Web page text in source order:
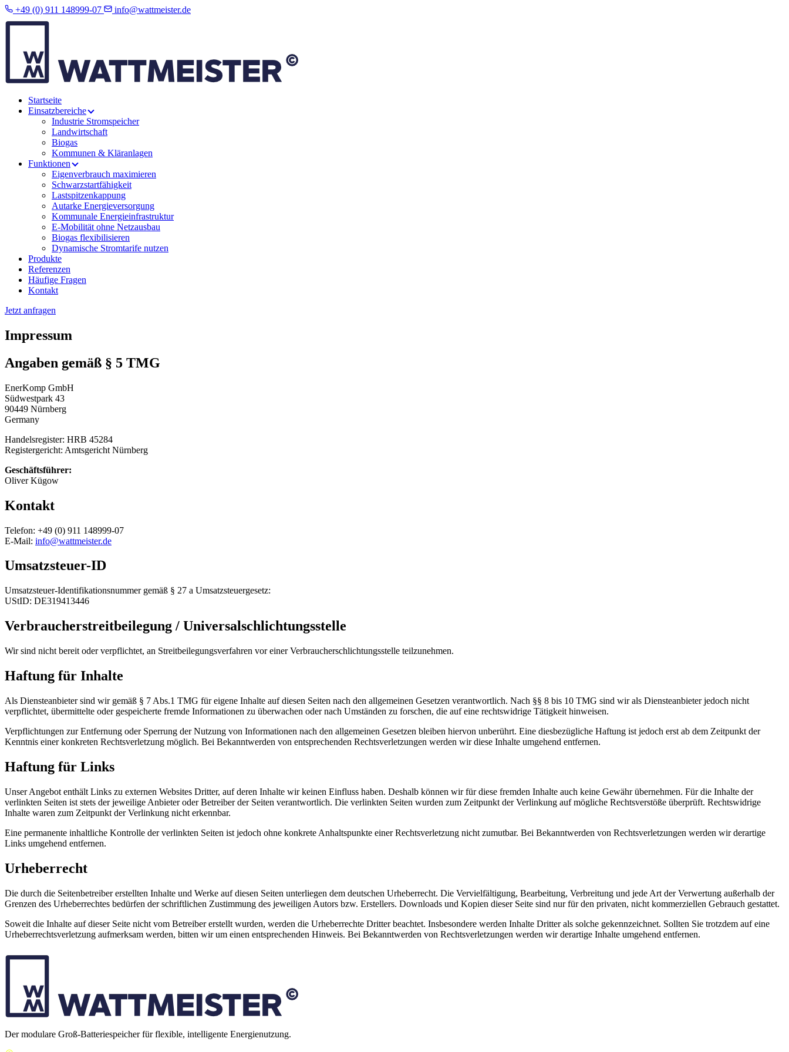
+49 (0) 911 148999-07 info@wattmeister.de
Startseite
Einsatzbereiche
Industrie Stromspeicher
Landwirtschaft
Biogas
Kommunen & Kläranlagen
Funktionen
Eigenverbrauch maximieren
Schwarzstartfähigkeit
Lastspitzenkappung
Autarke Energieversorgung
Kommunale Energieinfrastruktur
E-Mobilität ohne Netzausbau
Biogas flexibilisieren
Dynamische Stromtarife nutzen
Produkte
Referenzen
Häufige Fragen
Kontakt
Jetzt anfragen
Impressum
Angaben gemäß § 5 TMG
EnerKomp GmbH
Südwestpark 43
90449 Nürnberg
Germany
Handelsregister: HRB 45284
Registergericht: Amtsgericht Nürnberg
Geschäftsführer:
Oliver Kügow
Kontakt
Telefon: +49 (0) 911 148999-07
E-Mail: info@wattmeister.de
Umsatzsteuer-ID
Umsatzsteuer-Identifikationsnummer gemäß § 27 a Umsatzsteuergesetz:
UStID: DE319413446
Verbraucherstreitbeilegung / Universalschlichtungsstelle
Wir sind nicht bereit oder verpflichtet, an Streitbeilegungsverfahren vor einer Verbraucherschlichtungsstelle teilzunehmen.
Haftung für Inhalte
Als Diensteanbieter sind wir gemäß § 7 Abs.1 TMG für eigene Inhalte auf diesen Seiten nach den allgemeinen Gesetzen verantwortlich. Nach §§ 8 bis 10 TMG sind wir als Diensteanbieter jedoch nicht
verpflichtet, übermittelte oder gespeicherte fremde Informationen zu überwachen oder nach Umständen zu forschen, die auf eine rechtswidrige Tätigkeit hinweisen.
Verpflichtungen zur Entfernung oder Sperrung der Nutzung von Informationen nach den allgemeinen Gesetzen bleiben hiervon unberührt. Eine diesbezügliche Haftung ist jedoch erst ab dem Zeitpunkt der
Kenntnis einer konkreten Rechtsverletzung möglich. Bei Bekanntwerden von entsprechenden Rechtsverletzungen werden wir diese Inhalte umgehend entfernen.
Haftung für Links
Unser Angebot enthält Links zu externen Websites Dritter, auf deren Inhalte wir keinen Einfluss haben. Deshalb können wir für diese fremden Inhalte auch keine Gewähr übernehmen. Für die Inhalte der
verlinkten Seiten ist stets der jeweilige Anbieter oder Betreiber der Seiten verantwortlich. Die verlinkten Seiten wurden zum Zeitpunkt der Verlinkung auf mögliche Rechtsverstöße überprüft. Rechtswidrige
Inhalte waren zum Zeitpunkt der Verlinkung nicht erkennbar.
Eine permanente inhaltliche Kontrolle der verlinkten Seiten ist jedoch ohne konkrete Anhaltspunkte einer Rechtsverletzung nicht zumutbar. Bei Bekanntwerden von Rechtsverletzungen werden wir derartige
Links umgehend entfernen.
Urheberrecht
Die durch die Seitenbetreiber erstellten Inhalte und Werke auf diesen Seiten unterliegen dem deutschen Urheberrecht. Die Vervielfältigung, Bearbeitung, Verbreitung und jede Art der Verwertung außerhalb der
Grenzen des Urheberrechtes bedürfen der schriftlichen Zustimmung des jeweiligen Autors bzw. Erstellers. Downloads und Kopien dieser Seite sind nur für den privaten, nicht kommerziellen Gebrauch gestattet.
Soweit die Inhalte auf dieser Seite nicht vom Betreiber erstellt wurden, werden die Urheberrechte Dritter beachtet. Insbesondere werden Inhalte Dritter als solche gekennzeichnet. Sollten Sie trotzdem auf eine
Urheberrechtsverletzung aufmerksam werden, bitten wir um einen entsprechenden Hinweis. Bei Bekanntwerden von Rechtsverletzungen werden wir derartige Inhalte umgehend entfernen.
Der modulare Groß-Batteriespeicher für flexible, intelligente Energienutzung.